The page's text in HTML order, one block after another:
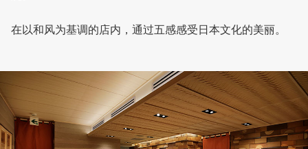
在以和风为基调的店内，通过五感感受日本文化的美丽。